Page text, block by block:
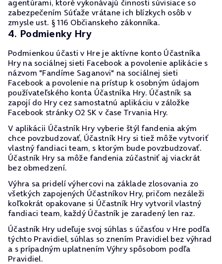
agentúrami, ktoré vykonávajú činnosti súvisiace so
zabezpečením Súťaže vrátane ich blízkych osôb v
zmysle ust. § 116 Občianskeho zákonníka.
4. Podmienky Hry
Podmienkou účasti v Hre je aktívne konto Účastníka
Hry na sociálnej sieti Facebook a povolenie aplikácie s
názvom "Fandíme Saganovi" na sociálnej sieti
Facebook a povolenie na prístup k osobným údajom
používateľského konta Účastníka Hry. Účastník sa
zapojí do Hry cez samostatnú aplikáciu v záložke
Facebook stránky O2 SK v čase Trvania Hry.
V aplikácii Účastník Hry vyberie štýl fandenia akým
chce povzbudzovať, Účastník Hry si tiež môže vytvoriť
vlastný fandiaci team, s ktorým bude povzbudzovať.
Účastník Hry sa môže fandenia zúčastniť aj viackrát
bez obmedzení.
Výhra sa pridelí výhercovi na základe zlosovania zo
všetkých zapojených Účastníkov Hry, pričom nezáleži
koľkokrát opakovane si Účastník Hry vytvoril vlastný
fandiaci team, každý Účastník je zaradený len raz.
Účastník Hry udeľuje svoj súhlas s účasťou v Hre podľa
týchto Pravidiel, súhlas so znením Pravidiel bez výhrad
a s prípadným uplatnením Výhry spôsobom podľa
Pravidiel.